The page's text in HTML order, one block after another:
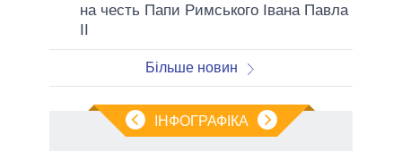
на честь Папи Римського Івана Павла
II
Більше новин
ІНФОГРАФІКА